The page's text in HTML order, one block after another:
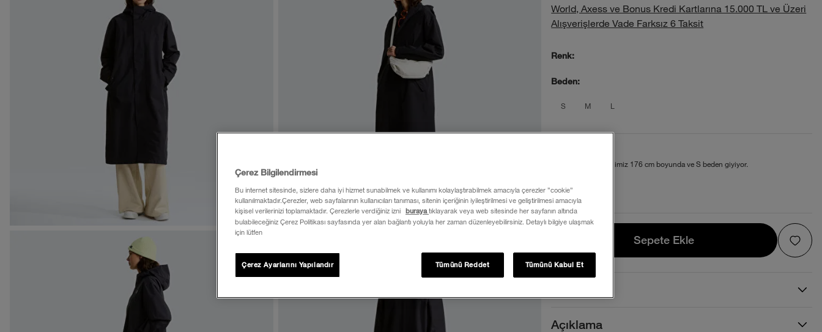
World, Axess ve Bonus Kredi Kartlarına 15.000 TL ve Üzeri
Alışverişlerde Vade Farksız 6 Taksit
Renk:
Beden:
S M L
Geniş kesim. Modelimiz 176 cm boyunda ve S beden giyiyor.
Beden Tablosu
Sepete Ekle
Sepete Ekle
Açıklama
Çerez Bilgilendirmesi
Bu internet sitesinde, sizlere daha iyi hizmet sunabilmek ve kullanımı kolaylaştırabilmek amacıyla çerezler ”cookie”
kullanılmaktadır.Çerezler, web sayfalarının kullanıcıları tanıması, sitenin içeriğinin iyileştirilmesi ve geliştirilmesi amacıyla
kişisel verilerinizi toplamaktadır. Çerezlerle verdiğiniz izni
burayatıklayarak veya web sitesinde her sayfanın altında
bulabileceğiniz Çerez Politikası sayfasında yer alan bağlantı yoluyla her zaman düzenleyebilirsiniz. Detaylı bilgiye ulaşmak
için lütfen
Tümünü Reddet Tümünü Kabul Et
Çerez Ayarlarını Yapılandır